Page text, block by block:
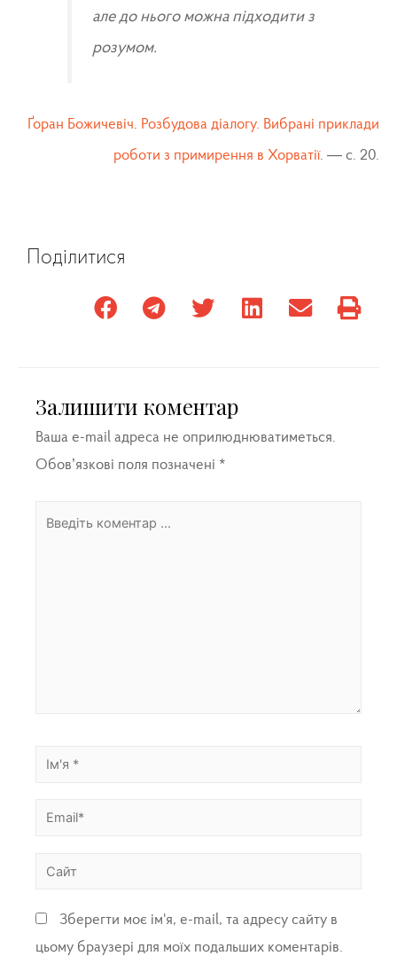
але до нього можна підходити з
розумом.
Ґоран Божичевіч. Розбудова діалогу. Вибрані приклади
роботи з примирення в Хорватії. — c. 20.
Поділитися
Залишити коментар
Ваша e-mail адреса не оприлюднюватиметься.
Обов’язкові поля позначені *
Зберегти моє ім'я, e-mail, та адресу сайту в
цьому браузері для моїх подальших коментарів.